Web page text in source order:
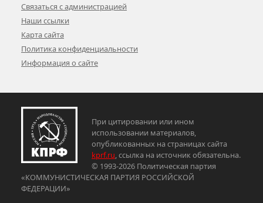
Связаться с администрацией
Наши ссылки
Карта сайта
Политика конфиденциальности
Информация о сайте
При цитировании или ином
использовании материалов,
опубликованных на страницах сайта
kprf.ru, ссылка на источник обязательна.
© 1993-2026 Политическая партия
«КОММУНИСТИЧЕСКАЯ ПАРТИЯ РОССИЙСКОЙ
ФЕДЕРАЦИИ»